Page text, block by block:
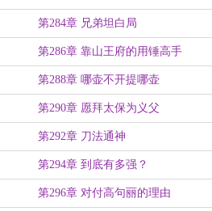
第284章 兄弟坦白局
第286章 靠山王府的用锤高手
第288章 哪壶不开提哪壶
第290章 愿拜太保为义父
第292章 刀法通神
第294章 到底有多强？
第296章 对付高句丽的理由